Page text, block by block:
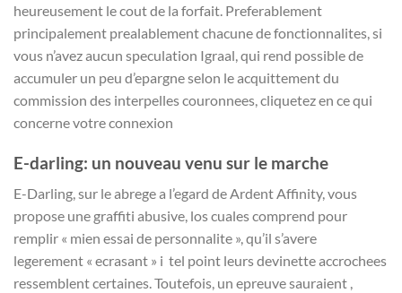
heureusement le cout de la forfait. Preferablement
principalement prealablement chacune de fonctionnalites, si
vous n’avez aucun speculation Igraal, qui rend possible de
accumuler un peu d’epargne selon le acquittement du
commission des interpelles couronnees, cliquetez en ce qui
concerne votre connexion
E-darling: un nouveau venu sur le marche
E-Darling, sur le abrege a l’egard de Ardent Affinity, vous
propose une graffiti abusive, los cuales comprend pour
remplir « mien essai de personnalite », qu’il s’avere
legerement « ecrasant » i tel point leurs devinette accrochees
ressemblent certaines. Toutefois, un epreuve sauraient ,